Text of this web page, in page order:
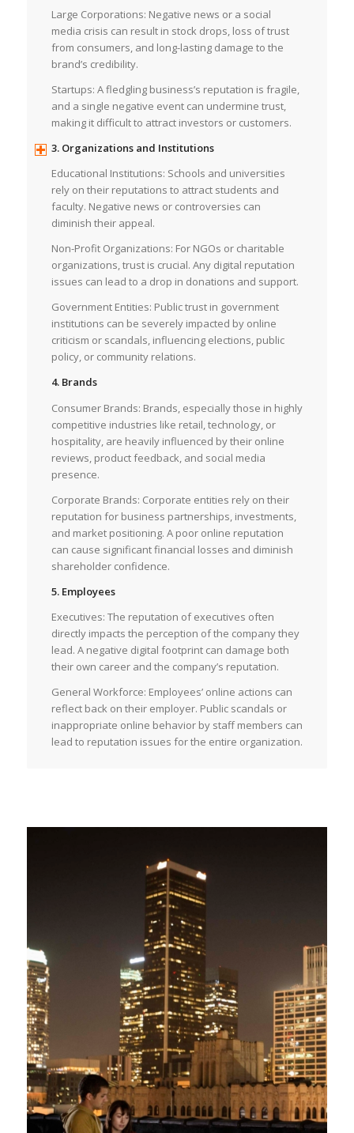
Large Corporations: Negative news or a social
media crisis can result in stock drops, loss of trust
from consumers, and long-lasting damage to the
brand’s credibility.
Startups: A fledgling business’s reputation is fragile,
and a single negative event can undermine trust,
making it difficult to attract investors or customers.
3. Organizations and Institutions
Educational Institutions: Schools and universities
rely on their reputations to attract students and
faculty. Negative news or controversies can
diminish their appeal.
Non-Profit Organizations: For NGOs or charitable
organizations, trust is crucial. Any digital reputation
issues can lead to a drop in donations and support.
Government Entities: Public trust in government
institutions can be severely impacted by online
criticism or scandals, influencing elections, public
policy, or community relations.
4. Brands
Consumer Brands: Brands, especially those in highly
competitive industries like retail, technology, or
hospitality, are heavily influenced by their online
reviews, product feedback, and social media
presence.
Corporate Brands: Corporate entities rely on their
reputation for business partnerships, investments,
and market positioning. A poor online reputation
can cause significant financial losses and diminish
shareholder confidence.
5. Employees
Executives: The reputation of executives often
directly impacts the perception of the company they
lead. A negative digital footprint can damage both
their own career and the company’s reputation.
General Workforce: Employees’ online actions can
reflect back on their employer. Public scandals or
inappropriate online behavior by staff members can
lead to reputation issues for the entire organization.